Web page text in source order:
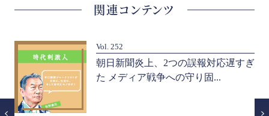
関連コンテンツ
Vol. 252
朝日新聞炎上、2つの誤報対応遅すぎ
た メディア戦争への守り固...